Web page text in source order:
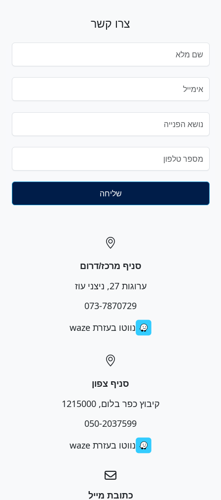
סניף מרכז/דרום
ערוגות 27, ניצני עוז
073-7870729
נווטו בעזרת waze
סניף צפון
קיבוץ כפר בלום, 1215000
050-2037599
נווטו בעזרת waze
כתובת מייל
צרו קשר